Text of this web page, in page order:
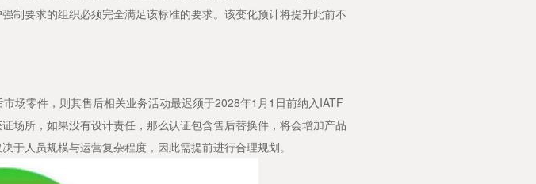
制要求的组织必须完全满足该标准的要求。该变化预计将提升此前不
零件，则其售后相关业务活动最迟须于2028年1月1日前纳入IATF
场所，如果没有设计责任，那么认证包含售后替换件，将会增加产品
人员规模与运营复杂程度，因此需提前进行合理规划。